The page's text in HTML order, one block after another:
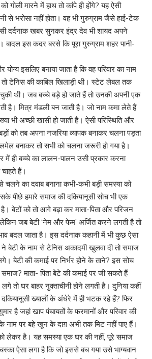
गोली मारने में हाथ तो कांपे ही होंगे? यह ऐसी
से भरोसा नहीं होता। वह भी गुरुग्राम जैसे हाई-टेक
दर्दनाक खबर सुनकर इंद्र देव भी शायद अपने
इस कदर बरसे कि पूरा गुरुग्राम शहर पानी-
योग्य इसलिए बनाया जाता है कि वह परिवार का नाम
टेनिस की काबिल खिलाड़ी थी। स्टेट लेबल तक
चुकी थी। जब बच्चे बड़े हो जाते हैं तो उनकी अपनी एक
है। मित्र मंडली बन जाती है। जो नाम कमा लेते हैं
भी अच्छी खासी हो जाती है। ऐसी परिस्थिति और
को तब अपना नजरिया व्यापक बनाकर चलना पड़ता
बनाकर तो सभी को चलना जरूरी हो गया है।
में ही बच्चे का लालन-पालन उसी प्रकार करना
चाहते हैं।
चलने का दवाब बनाना कभी-कभी बड़ी समस्या को
पीछे हमारे समाज की दकियानूसी सोच भी एक
बेटों को तो आगे बढ़ा कर माता-पिता और परिजन
जब बेटी ‘नेम और फेम’ अर्जित करने लगती है तो
बदल जाता है। इस दर्दनाक कहानी में भी कुछ ऐसा
ने बेटी के नाम से टेनिस अकादमी खुलवा दी तो समाज
बेटी की कमाई पर निर्भर होने के ताने? इस सोच
माता- पिता बेटे की कमाई पर जी सकते हैं
तो घर बाहर नुक्ताचीनी होने लगती है। दुनिया कहीं
ख्यालों के अंधेरे में ही भटक रहे हैं? फिर
है जहां खाप पंचायतों के फरमानों और परिवार की
पर बहे खून के दाग़ अभी तक मिट नहीं पाए हैं।
को लेकर है। यह समस्या एक घर की नहीं, पूरे समाज
ऐसा लगा है कि जो इससे बच गया उसे भाग्यवान